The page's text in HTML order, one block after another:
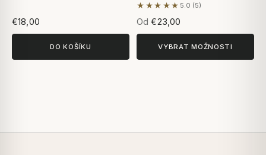
€18,00
DO KOŠÍKU
★★★★★ 5.0 (5)
Na základě 5 hodnocení
Od €23,00
VYBRAT MOŽNOSTI